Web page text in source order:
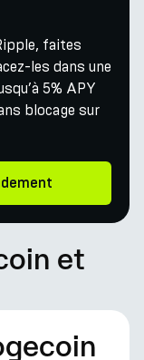
faites
les dans une
5% APY
blocage sur
et